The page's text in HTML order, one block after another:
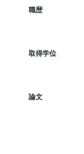
職歴
取得学位
論文